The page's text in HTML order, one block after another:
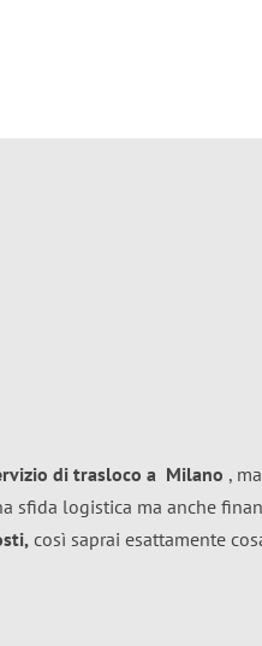
di trasloco a Milano ,
sfida logistica ma anche
così saprai esattamente